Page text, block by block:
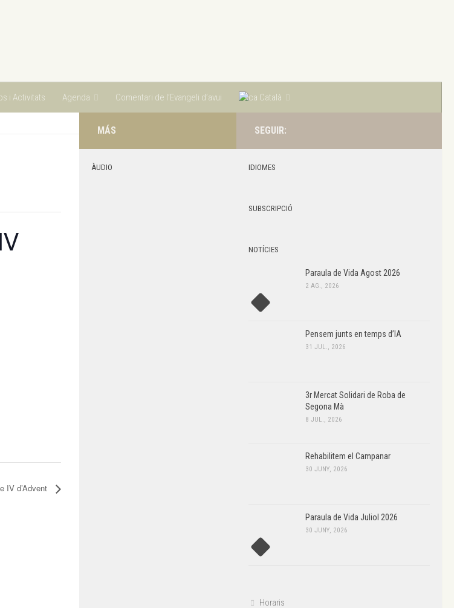
i Activitats Agenda Comentari de l’Evangeli d’avui Català
IV d’Advent
SEGUIR:
IDIOMES
SUBSCRIPCIÓ
NOTÍCIES
Paraula de Vida Agost 2026
2 AG., 2026
Pensem junts en temps d’IA
31 JUL., 2026
3r Mercat Solidari de Roba de
Segona Mà
8 JUL., 2026
Rehabilitem el Campanar
30 JUNY, 2026
Paraula de Vida Juliol 2026
30 JUNY, 2026
Horaris
MÁS
ÀUDIO